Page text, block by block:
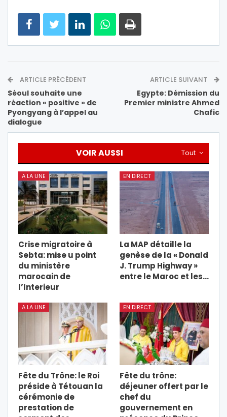
ARTICLE PRÉCÉDENT
Séoul souhaite une
réaction « positive » de
Pyongyang à l’appel au
dialogue
ARTICLE SUIVANT
Egypte: Démission du
Premier ministre Ahmed
Chafic
Tout
VOIR AUSSI
A LA UNE
Crise migratoire à
Sebta: mise u point
du ministère
marocain de
l’Interieur
EN DIRECT
La MAP détaille la
genèse de la « Donald
J. Trump Highway »
entre le Maroc et les…
A LA UNE
Fête du Trône: le Roi
préside à Tétouan la
cérémonie de
prestation de
EN DIRECT
Fête du trône:
déjeuner offert par le
chef du
gouvernement en